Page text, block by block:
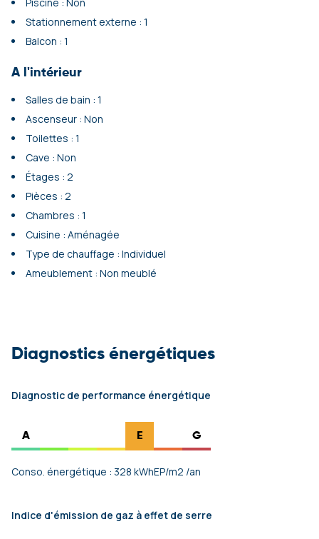
Stationnement externe : 1
Balcon : 1
A l'intérieur
Salles de bain : 1
Ascenseur : Non
Toilettes : 1
Cave : Non
Étages : 2
Pièces : 2
Chambres : 1
Cuisine : Aménagée
Type de chauffage : Individuel
Ameublement : Non meublé
Diagnostics énergétiques
Diagnostic de performance énergétique
A E G
Conso. énergétique : 328 kWhEP/m2 /an
Indice d'émission de gaz à effet de serre